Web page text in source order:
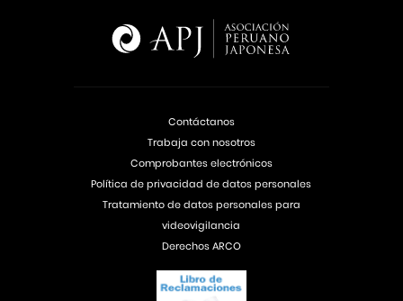
Contáctanos
Trabaja con nosotros
Comprobantes electrónicos
Política de privacidad de datos personales
Tratamiento de datos personales para
videovigilancia
Derechos ARCO